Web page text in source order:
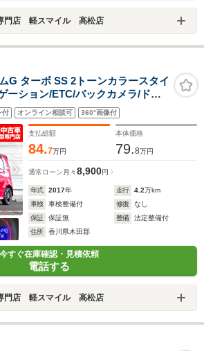
門店 軽スマイル 高松店
G ターボ SS 2トーンカラースタイ
ション/ETC/バックカメラ/ドラ
トキー/プッシュスタート/クルーズ
軽減システム/アイドリングストッ
ートライト
付 オンライン相談可 360°画像付
支払総額
84.7万円
本体価格
79.8万円
通常ローン 月々8,900円
年式 2017年 走行 4.2万km
車検
車検整備付 修復
なし
保証
保証無 整備
法定整備付
住所
香川県木田郡
今すぐ在庫確認・見積依頼
電話する
門店 軽スマイル 高松店